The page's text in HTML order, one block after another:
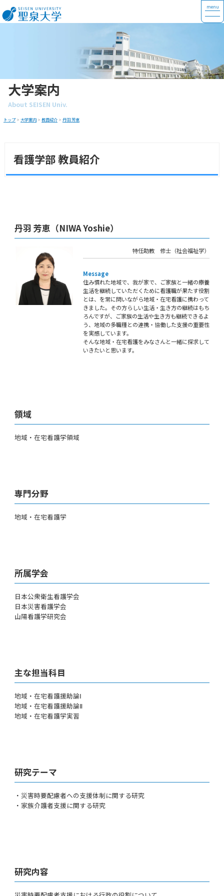
大学案内
About SEISEN Univ.
トップ > 大学案内 > 教員紹介 > 丹羽 芳恵
看護学部 教員紹介
丹羽 芳恵（NIWA Yoshie）
特任助教 修士（社会福祉学）
Message
住み慣れた地域で、我が家で、ご家族と一緒の療養
生活を継続していただくために看護職が果たす役割
とは、を常に問いながら地域・在宅看護に携わって
きました。その方らしい生活・生き方の継続はもち
ろんですが、ご家族の生活や生き方も継続できるよ
う、地域の多職種との連携・協働した支援の重要性
を実感しています。
そんな地域・在宅看護をみなさんと一緒に探求して
いきたいと思います。
領域
地域・在宅看護学領域
専門分野
地域・在宅看護学
所属学会
日本公衆衛生看護学会
日本災害看護学会
山陽看護学研究会
主な担当科目
地域・在宅看護援助論Ⅰ
地域・在宅看護援助論Ⅱ
地域・在宅看護学実習
研究テーマ
・災害時要配慮者への支援体制に関する研究
・家族介護者支援に関する研究
研究内容